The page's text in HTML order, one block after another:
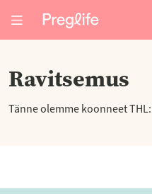
Ravitsemus
Tänne olemme koonneet